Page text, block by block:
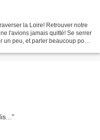
la Loire! Retrouver notre
l'avions jamais quitté! Se serrer
un peu, et parler beaucoup pour